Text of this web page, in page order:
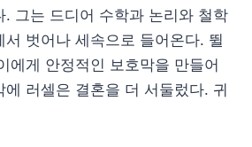
. 그는 드디어 수학과 논리와 철학
서 벗어나 세속으로 들어온다. 뛸
에게 안정적인 보호막을 만들어
에 러셀은 결혼을 더 서둘렀다. 귀